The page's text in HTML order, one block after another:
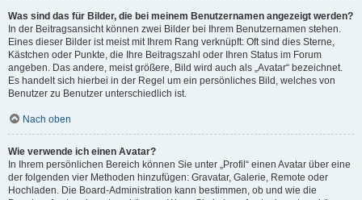
Was sind das für Bilder, die bei meinem Benutzernamen angezeigt werden?
In der Beitragsansicht können zwei Bilder bei Ihrem Benutzernamen stehen.
Eines dieser Bilder ist meist mit Ihrem Rang verknüpft: Oft sind dies Sterne,
Kästchen oder Punkte, die Ihre Beitragszahl oder Ihren Status im Forum
angeben. Das andere, meist größere, Bild wird auch als „Avatar“ bezeichnet.
Es handelt sich hierbei in der Regel um ein persönliches Bild, welches von
Benutzer zu Benutzer unterschiedlich ist.
Nach oben
Wie verwende ich einen Avatar?
In Ihrem persönlichen Bereich können Sie unter „Profil“ einen Avatar über eine
der folgenden vier Methoden hinzufügen: Gravatar, Galerie, Remote oder
Hochladen. Die Board-Administration kann bestimmen, ob und wie die